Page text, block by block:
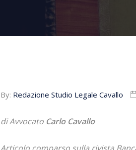
By: Redazione Studio Legale Cavallo
di Avvocato Carlo Cavallo